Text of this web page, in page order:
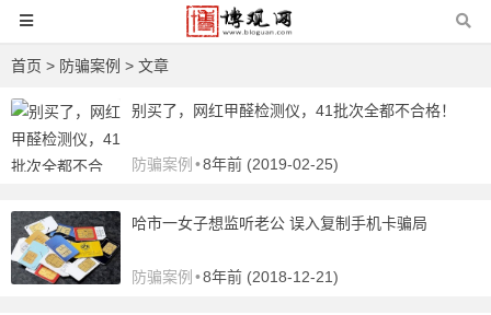
首页 > 防骗案例 > 文章
别买了，网红甲醛检测仪，41批次全都不合格！
防骗案例 •8年前 (2019-02-25)
哈市一女子想监听老公 误入复制手机卡骗局
防骗案例 •8年前 (2018-12-21)